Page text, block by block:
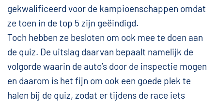
gekwalificeerd voor de kampioenschappen omdat
ze toen in de top 5 zijn geëindigd.
Toch hebben ze besloten om ook mee te doen aan
de quiz. De uitslag daarvan bepaalt namelijk de
volgorde waarin de auto’s door de inspectie mogen
en daarom is het fijn om ook een goede plek te
halen bij de quiz, zodat er tijdens de race iets